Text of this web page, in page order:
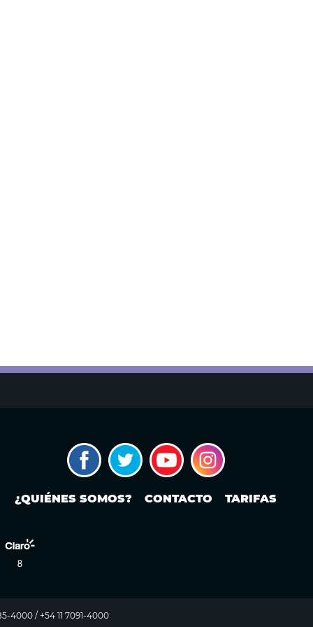
¿QUIÉNES SOMOS? CONTACTO TARIFAS
4000 / +54 11 7091-4000